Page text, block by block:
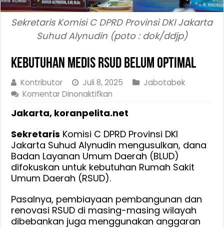
Sekretaris Komisi C DPRD Provinsi DKI Jakarta
Suhud Alynudin (poto : dok/ddjp)
Kebutuhan Medis RSUD Belum Optimal
Kontributor Juli 8, 2025
Jabotabek
Komentar Dinonaktifkan
Medis
Belum
Optimal
Jakarta, koranpelita.net
Sekretaris Komisi C DPRD Provinsi DKI
Jakarta Suhud Alynudin mengusulkan, dana
Badan Layanan Umum Daerah (BLUD)
difokuskan untuk kebutuhan Rumah Sakit
Umum Daerah (RSUD).
Pasalnya, pembiayaan pembangunan dan
renovasi RSUD di masing-masing wilayah
dibebankan juga menggunakan anggaran